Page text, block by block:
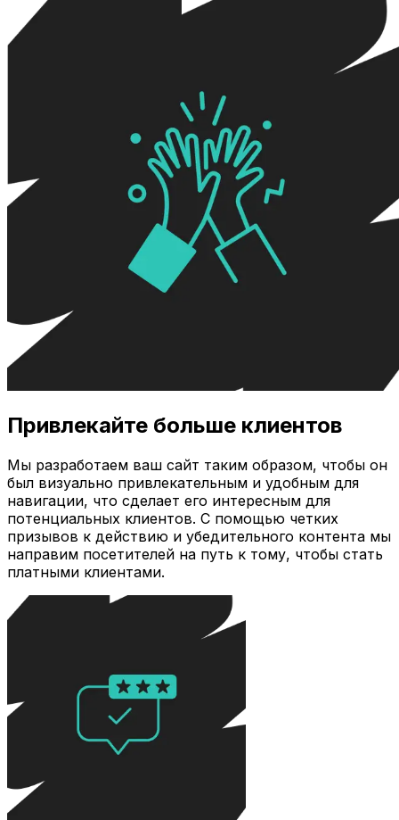
Привлекайте больше клиентов
Мы разработаем ваш сайт таким образом, чтобы он
был визуально привлекательным и удобным для
навигации, что сделает его интересным для
потенциальных клиентов. С помощью четких
призывов к действию и убедительного контента мы
направим посетителей на путь к тому, чтобы стать
платными клиентами.